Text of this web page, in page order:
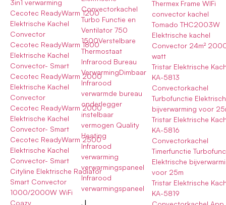
3in1 verwarming
Cecotec ReadyWarm 1200
Elektrische Kachel
Convector
Cecotec ReadyWarm 1800
Elektrische Kachel
Convector- Smart
Cecotec ReadyWarm 2000
Elektrische Kachel
Convector
Cecotec ReadyWarm 2000
Elektrische Kachel
Convector- Smart
Cecotec ReadyWarm 2500
Elektrische Kachel
Convector- Smart
Cityline Elektrische Radiator
Smart Convector
1000/2000W WiFi
Coazy
Convectorkachel
Turbo Functie en
Ventilator 750
1500Verstelbare
Thermostaat
Infrarood Bureau
VerwarmingDimbaar
Infrarood
verwarmde bureau
onderlegger
instelbaar
vermogen Quality
Heating
Infrarood
verwarming
verwarmingspaneel
Infrarood
verwarmingspaneel
Thermex Frame WIFi
convector kachel
Tomado THC2003W
Elektrische kachel
Convector 24m²
watt
Tristar Elektrische
KA-5813
Convectorkachel
Turbofunctie
bijverwarming voor
Tristar Elektrische
KA-5816
Convectorkachel
Timerfunctie
Elektrische
voor 25m
Tristar Elektrische
KA-5819